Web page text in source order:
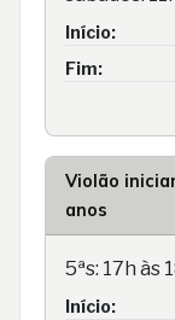
Início:
Fim:
Violão
anos
5ªs: 17h às
Início: